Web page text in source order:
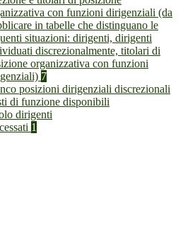
con funzioni dirigenziali (da
in tabelle che distinguano le
situazioni: dirigenti, dirigenti
discrezionalmente, titolari di
organizzativa con funzioni
7
posizioni dirigenziali discrezionali
di funzione disponibili
dirigenti
1